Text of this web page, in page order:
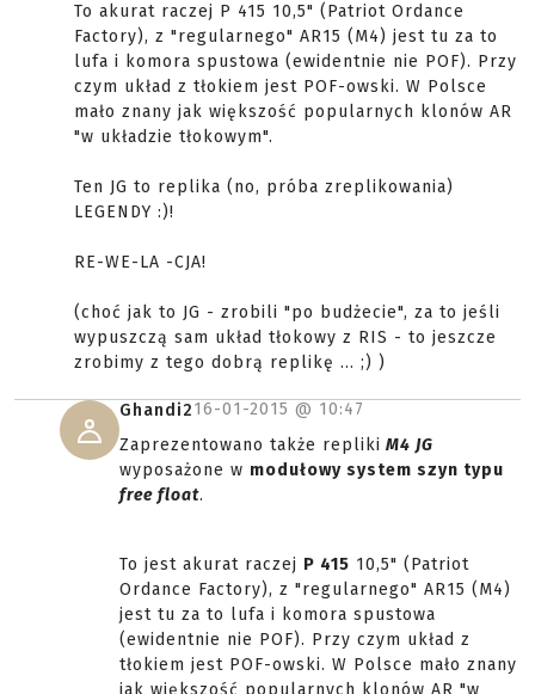
To akurat raczej P 415 10,5" (Patriot Ordance
Factory), z "regularnego" AR15 (M4) jest tu za to
lufa i komora spustowa (ewidentnie nie POF). Przy
czym układ z tłokiem jest POF-owski. W Polsce
mało znany jak większość popularnych klonów AR
"w układzie tłokowym".
Ten JG to replika (no, próba zreplikowania)
LEGENDY :)!
RE-WE-LA -CJA!
(choć jak to JG - zrobili "po budżecie", za to jeśli
wypuszczą sam układ tłokowy z RIS - to jeszcze
zrobimy z tego dobrą replikę ... ;) )
Ghandi216-01-2015 @ 10:47
Zaprezentowano także repliki M4 JG
wyposażone w modułowy system szyn typu
free float.
To jest akurat raczej P 415 10,5" (Patriot
Ordance Factory), z "regularnego" AR15 (M4)
jest tu za to lufa i komora spustowa
(ewidentnie nie POF). Przy czym układ z
tłokiem jest POF-owski. W Polsce mało znany
jak większość popularnych klonów AR "w